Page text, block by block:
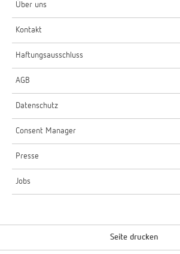
Über uns
Kontakt
Haftungsausschluss
AGB
Datenschutz
Consent Manager
Presse
Jobs
Seite drucken